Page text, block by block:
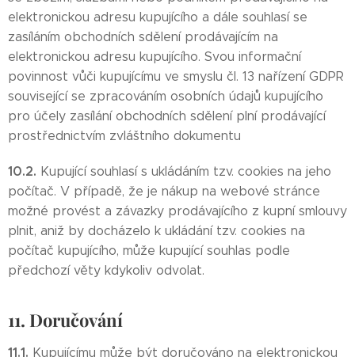
elektronickou adresu kupujícího a dále souhlasí se
zasíláním obchodních sdělení prodávajícím na
elektronickou adresu kupujícího. Svou informační
povinnost vůči kupujícímu ve smyslu čl. 13 nařízení GDPR
související se zpracováním osobních údajů kupujícího
pro účely zasílání obchodních sdělení plní prodávající
prostřednictvím zvláštního dokumentu
10.2. Kupující souhlasí s ukládáním tzv. cookies na jeho
počítač. V případě, že je nákup na webové stránce
možné provést a závazky prodávajícího z kupní smlouvy
plnit, aniž by docházelo k ukládání tzv. cookies na
počítač kupujícího, může kupující souhlas podle
předchozí věty kdykoliv odvolat.
11. Doručování
11.1. Kupujícímu může být doručováno na elektronickou